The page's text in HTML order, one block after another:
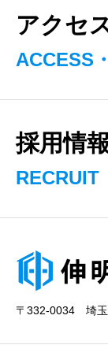
アクセ
ACCESS
採用情報
RECRUIT
〒332-0034 埼玉